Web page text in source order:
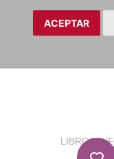
ACEPTAR
LIBROS/